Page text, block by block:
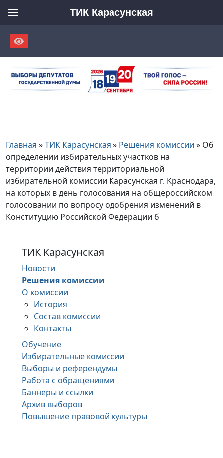
content
Главная »ТИК Карасунская » Решения комиссии » Об
определении избирательных участков на
территории действия территориальной
избирательной комиссии Карасунская г. Краснодара,
на которых в день голосования на общероссийском
голосовании по вопросу одобрения изменений в
Конституцию Российской Федерации б
ТИК Карасунская
Новости
Решения комиссии
О комиссии
История
Состав комиссии
Контакты
Обучение
Избирательные комиссии
Выборы и референдумы
Работа с обращениями
Баннеры и ссылки
Архив выборов
Повышение правовой культуры
ТИК Карасунская